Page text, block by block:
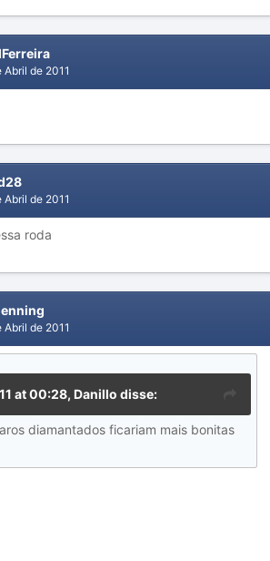
Abril de 2011
Abril de 2011
roda
Abril de 2011
at 00:28, Danillo disse:
diamantados ficariam mais bonitas